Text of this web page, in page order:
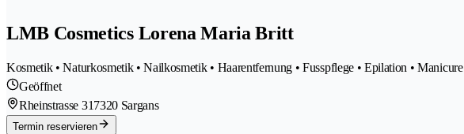
LMB Cosmetics Lorena Maria Britt
Kosmetik • Naturkosmetik • Nailkosmetik • Haarentfernung • Fusspflege • Epilation • Manicure
Geöffnet
Rheinstrasse 317320 Sargans
Termin reservieren